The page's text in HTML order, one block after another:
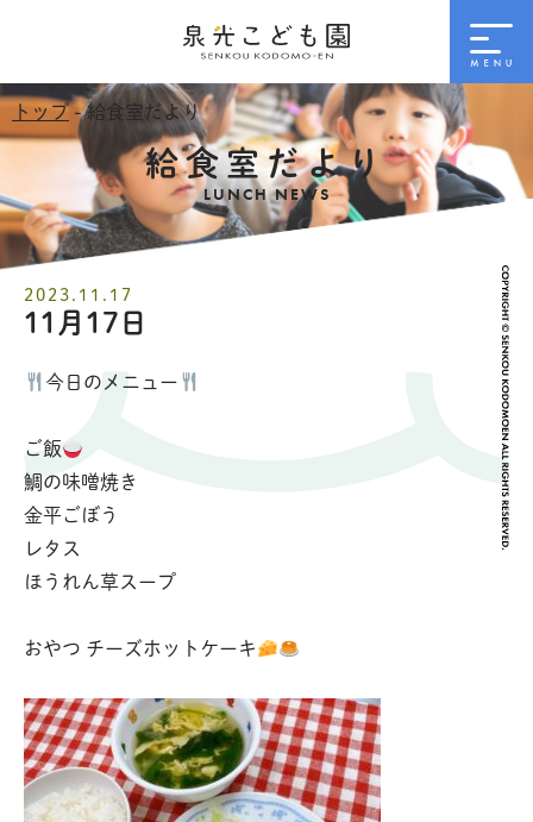
トップ- 給食室だより
給食室だより
LUNCH NEWS
2023.11.17
11月17日
今日のメニュー
ご飯
鯛の味噌焼き
金平ごぼう
レタス
ほうれん草スープ
おやつ チーズホットケーキ